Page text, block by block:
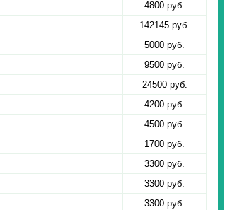
4800 руб.
142145 руб.
5000 руб.
9500 руб.
24500 руб.
4200 руб.
4500 руб.
1700 руб.
3300 руб.
3300 руб.
3300 руб.